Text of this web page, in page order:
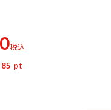
税込
pt